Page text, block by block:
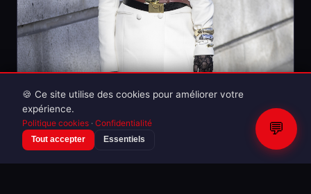
💬
🍪 Ce site utilise des cookies pour améliorer votre
expérience.
Politique cookies · Confidentialité
Tout accepter Essentiels